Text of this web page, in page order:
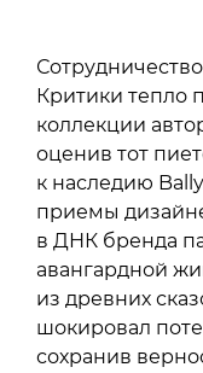
Критики тепло
коллекции
оценив тот
к наследию
приемы
в ДНК бренда
авангардной
из древних
шокировал
сохранив